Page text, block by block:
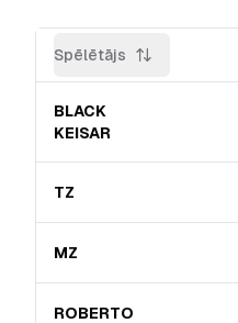
Spēlētājs
BLACK
KEISAR
TZ
MZ
ROBERTO